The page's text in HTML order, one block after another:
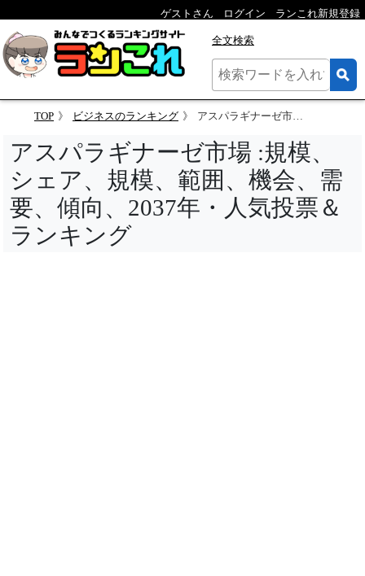
ゲストさん ログイン ランこれ新規登録
全文検索
TOP ビジネスのランキング アスパラギナーゼ市場 :規模、シェア、規模、範囲、機会、需要、傾向、2037年・人気投票＆ランキング
アスパラギナーゼ市場 :規模、
シェア、規模、範囲、機会、需
要、傾向、2037年・人気投票＆
ランキング